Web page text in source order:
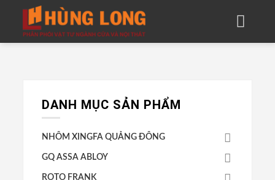
DANH MỤC SẢN PHẨM
NHÔM XINGFA QUẢNG ĐÔNG
GQ ASSA ABLOY
ROTO FRANK